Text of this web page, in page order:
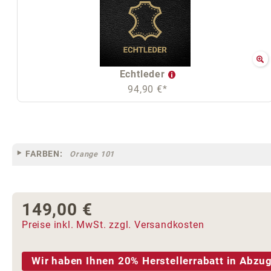
Echtleder
94,90 €*
FARBEN: Orange 101
Regulärer Preis:
149,00 €
Preise inkl. MwSt. zzgl. Versandkosten
Wir haben Ihnen 20% Herstellerrabatt in